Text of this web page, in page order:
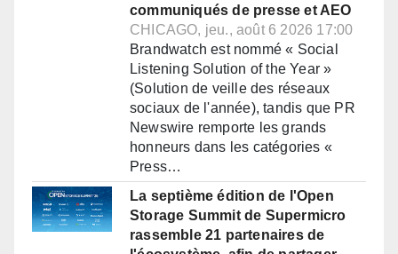
communiqués de presse et AEO
CHICAGO, jeu., août 6 2026 17:00
Brandwatch est nommé « Social
Listening Solution of the Year »
(Solution de veille des réseaux
sociaux de l'année), tandis que PR
Newswire remporte les grands
honneurs dans les catégories «
Press…
La septième édition de l'Open
Storage Summit de Supermicro
rassemble 21 partenaires de